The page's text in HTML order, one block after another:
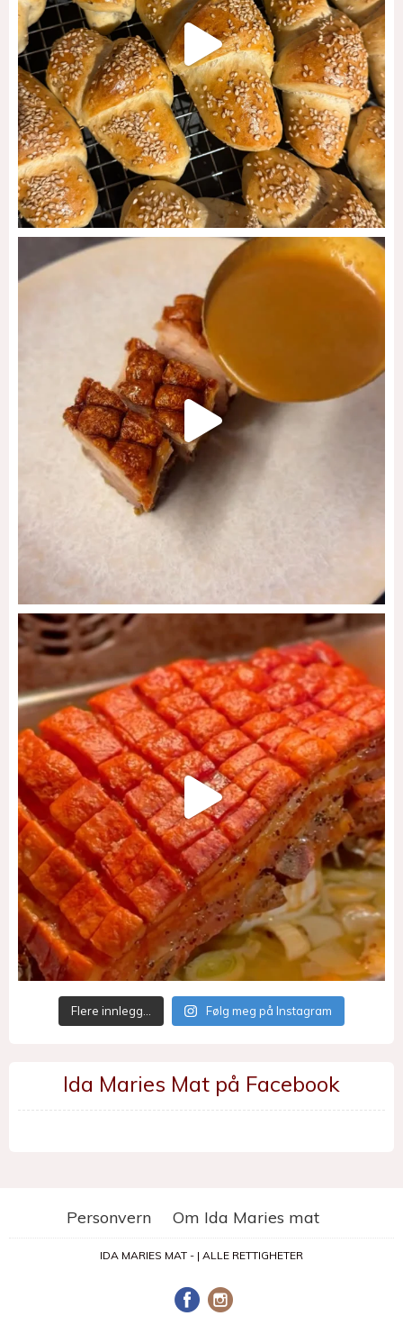
Flere innlegg… Følg meg på Instagram
Ida Maries Mat på Facebook
Personvern Om Ida Maries mat
IDA MARIES MAT - | ALLE RETTIGHETER